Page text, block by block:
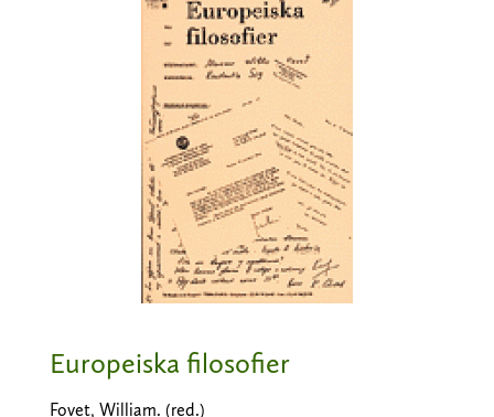
Europeiska filosofier
Fovet, William. (red.)